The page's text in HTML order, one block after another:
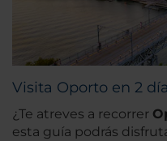
Visita Oporto en 2
¿Te atreves a recorrer
esta guía podrás